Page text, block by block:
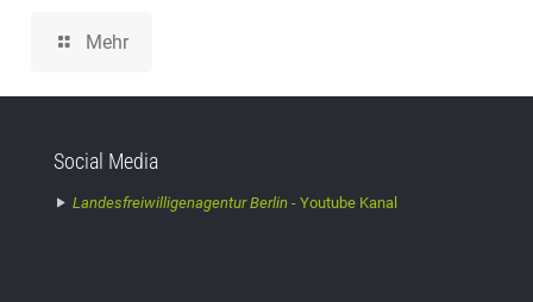
Mehr
Social Media
Landesfreiwilligenagentur Berlin - Youtube Kanal